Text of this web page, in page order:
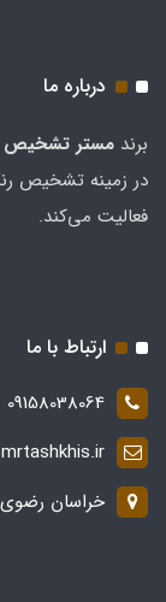
درباره ما
برند مستر تشخيص
در زمینه تشخیص
فعالیت می‌کند.
ارتباط با ما
09158038064
خراسان